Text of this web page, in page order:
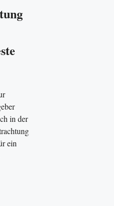
in der
ein